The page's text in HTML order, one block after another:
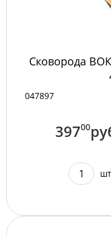
Сковорода
047897
39700